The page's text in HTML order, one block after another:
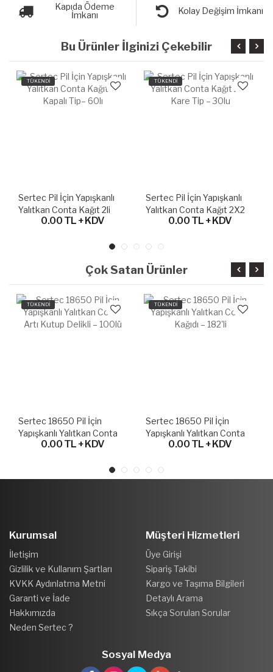
Kapıda Ödeme
İmkanı
Kolay Değişim İmkanı
Bu Ürünler İlginizi Çekebilir
TÜKENDİ
Sertec Pil İçin Yapışkanlı
Yalıtkan Conta Kağıt 2li
Kapalı Tip– 60lı
0.00 TL + KDV
TÜKENDİ
Sertec Pil İçin Yapışkanlı
Yalıtkan Conta Kağıt 2X2
Kare Tip – 30lu
0.00 TL + KDV
Çok Satan Ürünler
TÜKENDİ
Sertec 18650 Pil İçin
Yapışkanlı Yalıtkan Conta
Artı Kutup Delikli – 100lü
0.00 TL + KDV
TÜKENDİ
Sertec 18650 Pil İçin
Yapışkanlı Yalıtkan Conta
Kağıdı – 182'li
0.00 TL + KDV
Kurumsal
İletişim
Gizlilik ve Kullanım Şartları
KVKK Aydınlatma Metni
Garanti ve İade
Hakkımızda
Neden Sertec ?
Müşteri Hizmetleri
Üye Girişi
Sipariş Takibi
Kargo ve Taşıma Bilgileri
Detaylı Arama
Sıkça Sorulan Sorular
Sosyal Medya